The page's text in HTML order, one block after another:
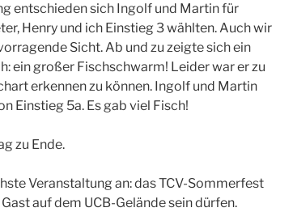
entschieden sich Ingolf und Martin für
Henry und ich Einstieg 3 wählten. Auch wir
Sicht. Ab und zu zeigte sich ein
ein großer Fischschwarm! Leider war er zu
erkennen zu können. Ingolf und Martin
Einstieg 5a. Es gab viel Fisch!
zu Ende.
Veranstaltung an: das TCV-Sommerfest
auf dem UCB-Gelände sein dürfen.